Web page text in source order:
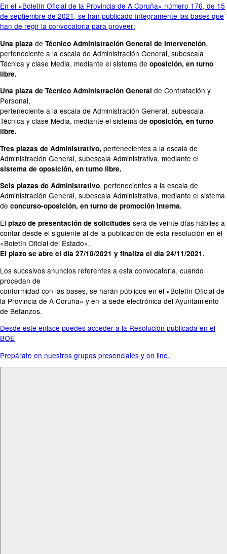
En el «Boletín Oficial de la Provincia de A Coruña» número 176, de 15
de septiembre de 2021, se han publicado íntegramente las bases que
han de regir la convocatoria para proveer:
Una plaza de Técnico Administración General de Intervención,
perteneciente a la escala de Administración General, subescala
Técnica y clase Media, mediante el sistema de oposición, en turno
libre.
Una plaza de Técnico Administración General de Contratación y
Personal,
perteneciente a la escala de Administración General, subescala
Técnica y clase Media, mediante el sistema de oposición, en turno
libre.
Tres plazas de Administrativo, pertenecientes a la escala de
Administración General, subescala Administrativa, mediante el
sistema de oposición, en turno libre.
Seis plazas de Administrativo, pertenecientes a la escala de
Administración General, subescala Administrativa, mediante el sistema
de concurso-oposición, en turno de promoción interna.
El plazo de presentación de solicitudes será de veinte días hábiles a
contar desde el siguiente al de la publicación de esta resolución en el
«Boletín Oficial del Estado».
El plazo se abre el día 27/10/2021 y finaliza el día 24/11/2021.
Los sucesivos anuncios referentes a esta convocatoria, cuando
procedan de
conformidad con las bases, se harán públicos en el «Boletín Oficial de
la Provincia de A Coruña» y en la sede electrónica del Ayuntamiento
de Betanzos.
Desde este enlace puedes acceder a la Resolución publicada en el
BOE
Prepárate en nuestros grupos presenciales y on line.